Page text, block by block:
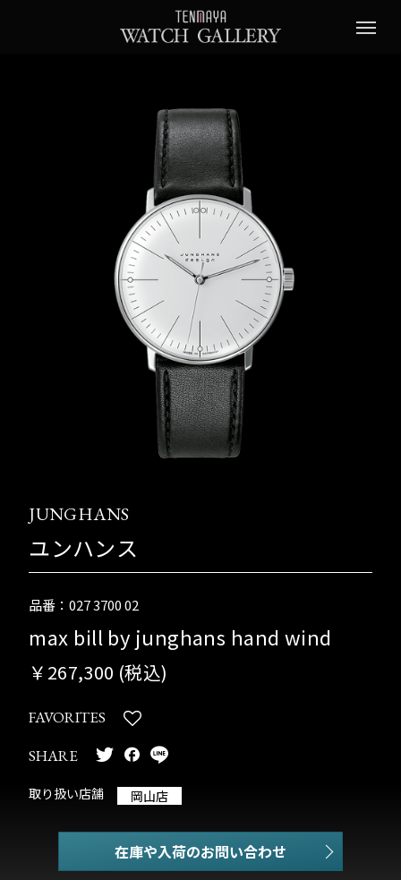
JUNGHANS
ユンハンス
品番：027 3700 02
max bill by junghans hand wind
￥267,300 (税込)
FAVORITES
SHARE
取り扱い店舗 岡山店
在庫や入荷のお問い合わせ